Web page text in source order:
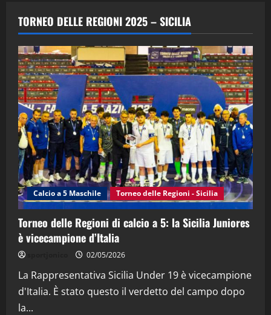
2
“SportEmpire” in Podcast: 29^ Puntata
(Martedi 28 Aprile 2026)
28/04/2026
3
"SportEmpire" in Podcast
“SportEmpire” in Podcast: 28^ Puntata
(Martedi 21 Aprile 2026)
21/04/2026
4
"SportEmpire" in Podcast Sport News
“SportEmpire” in Podcast: 27^ Puntata
(Martedi 14 Aprile 2026)
15/04/2026
"SportEmpire" in Podcast
“SportEmpire” in Podcast: 26^ Puntata
08/04/2026
TORNEO DELLE REGIONI 2025 – SICILIA
Calcio a 5 Maschile Torneo delle Regioni - Sicilia
Torneo delle Regioni di calcio a 5: la Sicilia Juniores
è vicecampione d’Italia
02/05/2026
La Rappresentativa Sicilia Under 19 è vicecampione
d'Italia. È stato questo il verdetto del campo dopo
la...